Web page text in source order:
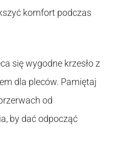
komfort podczas
się wygodne krzesło z
dla pleców. Pamiętaj
od
by dać odpocząć